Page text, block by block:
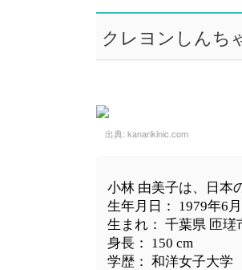
クレヨンしんち
出典: kanarikinic.com
小林 由美子は、日本
生年月日： 1979年6
生まれ： 千葉県 匝瑳
身長： 150 cm
学歴： 和洋女子大学